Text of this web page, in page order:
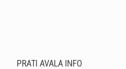
PRATI AVALA INFO